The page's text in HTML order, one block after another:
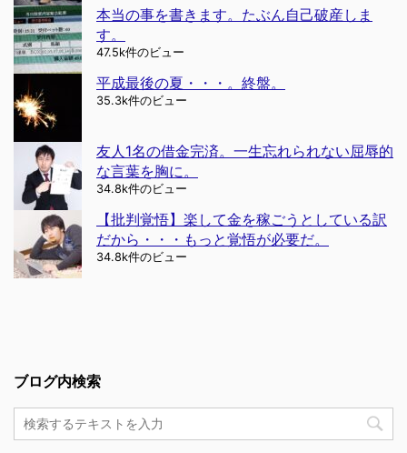
本当の事を書きます。たぶん自己破産しま
す。
47.5k件のビュー
平成最後の夏・・・。終盤。
35.3k件のビュー
友人1名の借金完済。一生忘れられない屈辱的
な言葉を胸に。
34.8k件のビュー
【批判覚悟】楽して金を稼ごうとしている訳
だから・・・もっと覚悟が必要だ。
34.8k件のビュー
ブログ内検索